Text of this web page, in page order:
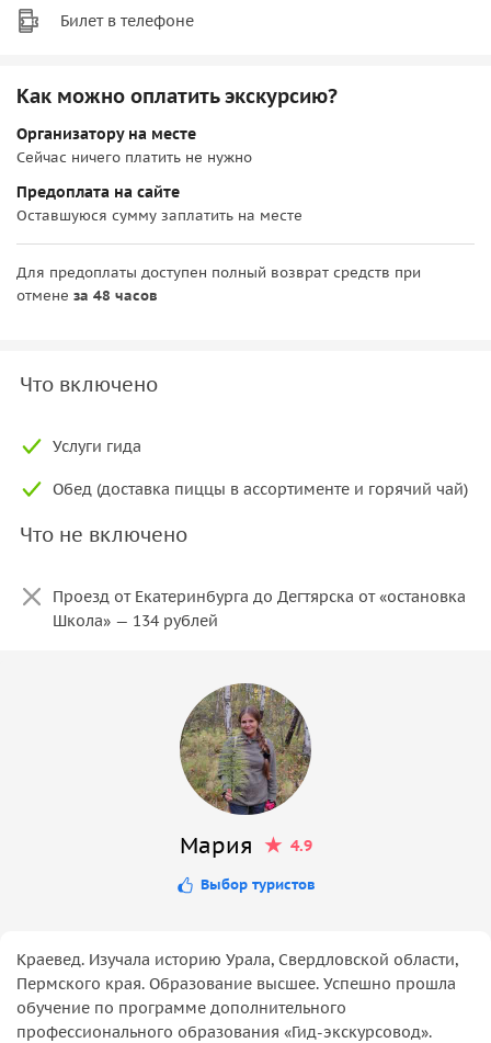
Билет в телефоне
Как можно оплатить экскурсию?
Организатору на месте
Сейчас ничего платить не нужно
Предоплата на сайте
Оставшуюся сумму заплатить на месте
Для предоплаты доступен полный возврат средств при
отмене за 48 часов
Что включено
Услуги гида
Обед (доставка пиццы в ассортименте и горячий чай)
Что не включено
Проезд от Екатеринбурга до Дегтярска от «остановка
Школа» — 134 рублей
Мария 4.9
Выбор туристов
Краевед. Изучала историю Урала, Свердловской области,
Пермского края. Образование высшее. Успешно прошла
обучение по программе дополнительного
профессионального образования «‎Гид-экскурсовод».